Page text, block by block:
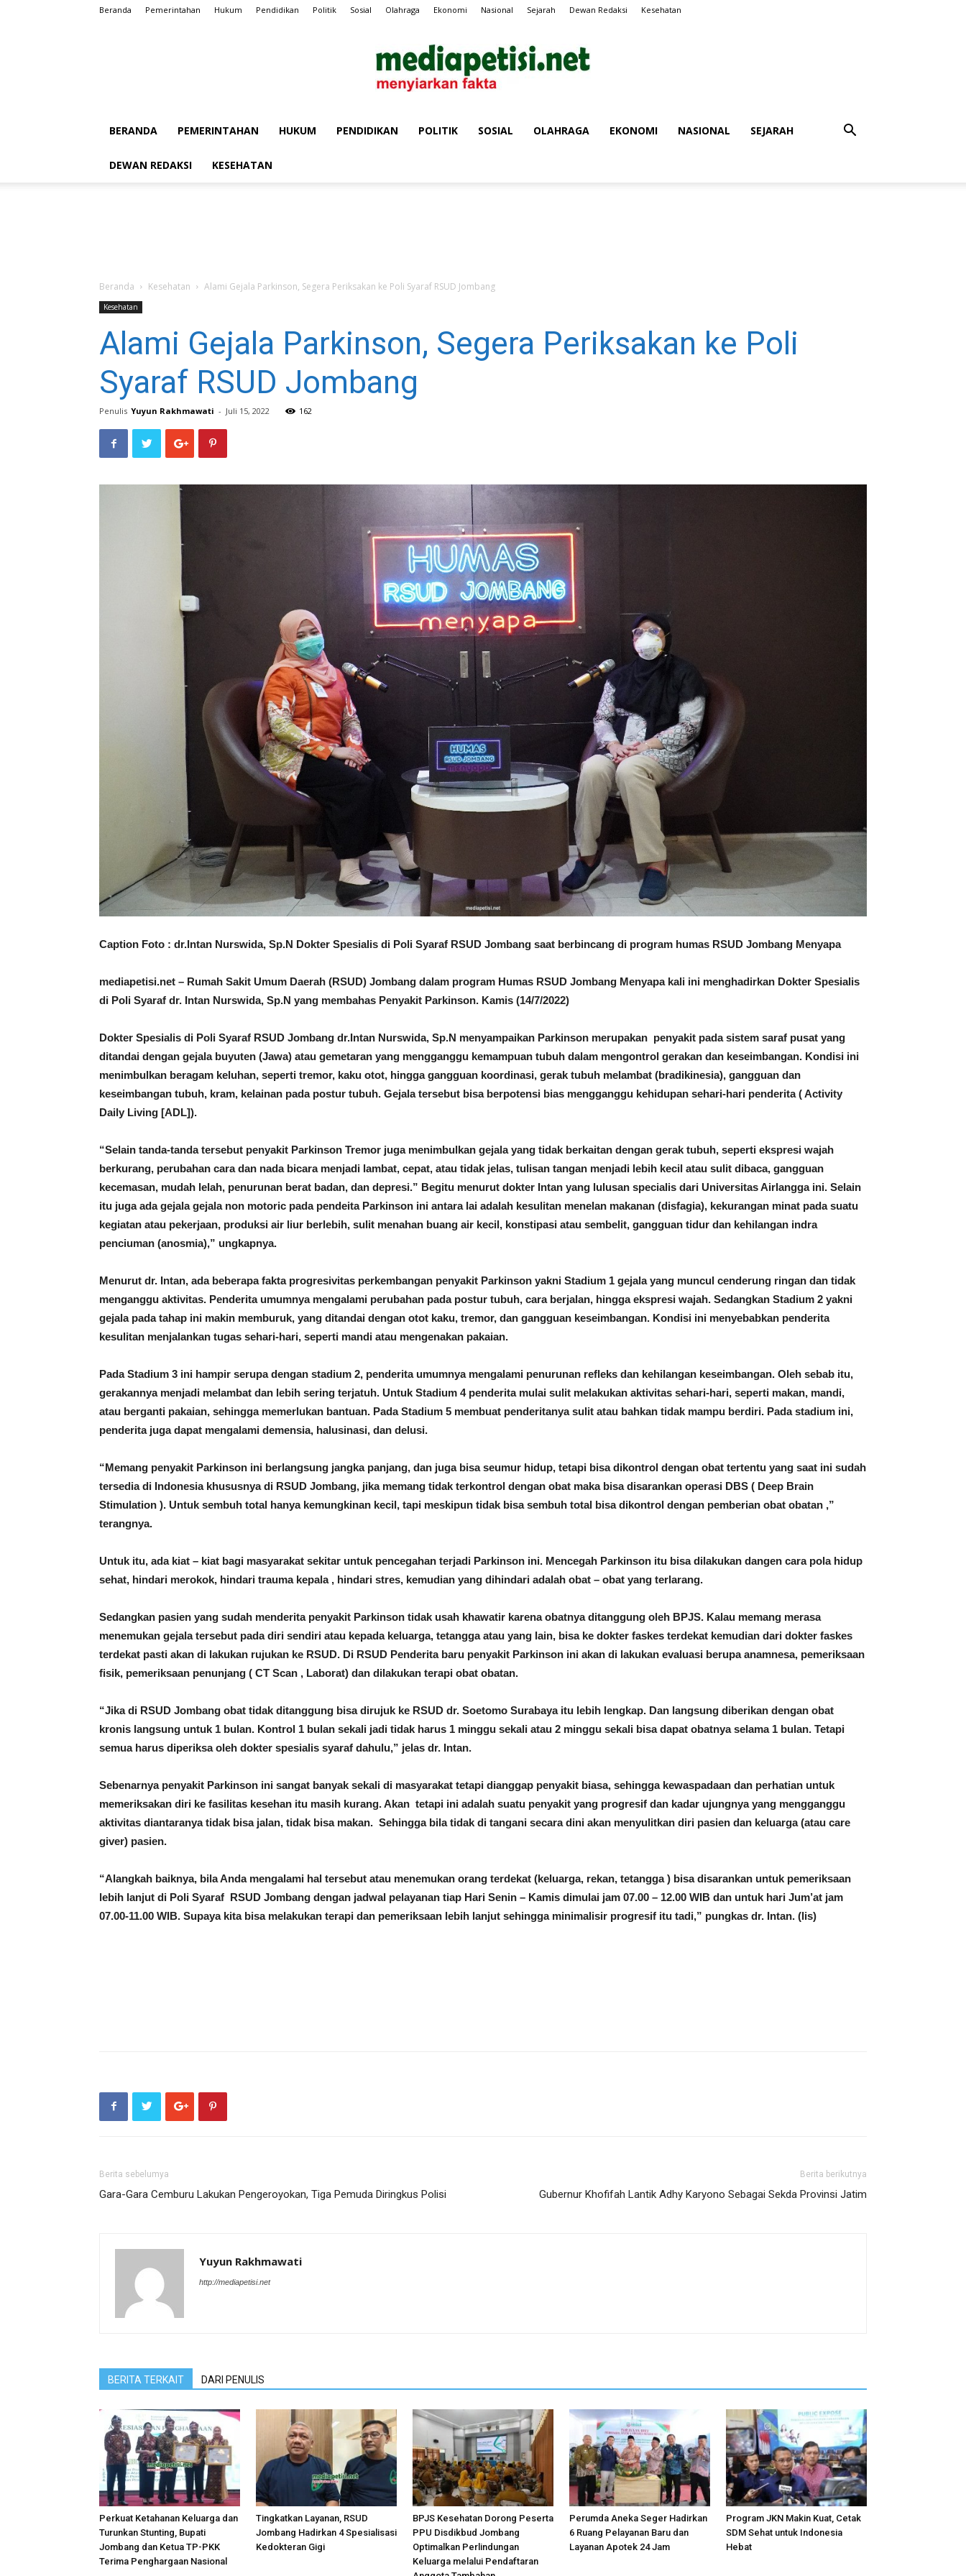
Beranda Pemerintahan Hukum Pendidikan Politik Sosial Olahraga Ekonomi Nasional Sejarah Dewan Redaksi Kesehatan
MEDIA
BERANDA PEMERINTAHAN HUKUM PENDIDIKAN POLITIK SOSIAL OLAHRAGA EKONOMI NASIONAL SEJARAH
DEWAN REDAKSI KESEHATAN
Beranda Kesehatan Alami Gejala Parkinson, Segera Periksakan ke Poli Syaraf RSUD Jombang
Kesehatan
Alami Gejala Parkinson, Segera Periksakan ke Poli
Syaraf RSUD Jombang
Penulis Yuyun Rakhmawati - Juli 15, 2022 162
Caption Foto : dr.Intan Nurswida, Sp.N Dokter Spesialis di Poli Syaraf RSUD Jombang saat berbincang di program humas RSUD Jombang Menyapa
mediapetisi.net – Rumah Sakit Umum Daerah (RSUD) Jombang dalam program Humas RSUD Jombang Menyapa kali ini menghadirkan Dokter Spesialis
di Poli Syaraf dr. Intan Nurswida, Sp.N yang membahas Penyakit Parkinson. Kamis (14/7/2022)
Dokter Spesialis di Poli Syaraf RSUD Jombang dr.Intan Nurswida, Sp.N menyampaikan Parkinson merupakan penyakit pada sistem saraf pusat yang
ditandai dengan gejala buyuten (Jawa) atau gemetaran yang mengganggu kemampuan tubuh dalam mengontrol gerakan dan keseimbangan. Kondisi ini
menimbulkan beragam keluhan, seperti tremor, kaku otot, hingga gangguan koordinasi, gerak tubuh melambat (bradikinesia), gangguan dan
keseimbangan tubuh, kram, kelainan pada postur tubuh. Gejala tersebut bisa berpotensi bias mengganggu kehidupan sehari-hari penderita ( Activity
Daily Living [ADL]).
“Selain tanda-tanda tersebut penyakit Parkinson Tremor juga menimbulkan gejala yang tidak berkaitan dengan gerak tubuh, seperti ekspresi wajah
berkurang, perubahan cara dan nada bicara menjadi lambat, cepat, atau tidak jelas, tulisan tangan menjadi lebih kecil atau sulit dibaca, gangguan
kecemasan, mudah lelah, penurunan berat badan, dan depresi.” Begitu menurut dokter Intan yang lulusan specialis dari Universitas Airlangga ini. Selain
itu juga ada gejala gejala non motoric pada pendeita Parkinson ini antara lai adalah kesulitan menelan makanan (disfagia), kekurangan minat pada suatu
kegiatan atau pekerjaan, produksi air liur berlebih, sulit menahan buang air kecil, konstipasi atau sembelit, gangguan tidur dan kehilangan indra
penciuman (anosmia),” ungkapnya.
Menurut dr. Intan, ada beberapa fakta progresivitas perkembangan penyakit Parkinson yakni Stadium 1 gejala yang muncul cenderung ringan dan tidak
menganggu aktivitas. Penderita umumnya mengalami perubahan pada postur tubuh, cara berjalan, hingga ekspresi wajah. Sedangkan Stadium 2 yakni
gejala pada tahap ini makin memburuk, yang ditandai dengan otot kaku, tremor, dan gangguan keseimbangan. Kondisi ini menyebabkan penderita
kesulitan menjalankan tugas sehari-hari, seperti mandi atau mengenakan pakaian.
Pada Stadium 3 ini hampir serupa dengan stadium 2, penderita umumnya mengalami penurunan refleks dan kehilangan keseimbangan. Oleh sebab itu,
gerakannya menjadi melambat dan lebih sering terjatuh. Untuk Stadium 4 penderita mulai sulit melakukan aktivitas sehari-hari, seperti makan, mandi,
atau berganti pakaian, sehingga memerlukan bantuan. Pada Stadium 5 membuat penderitanya sulit atau bahkan tidak mampu berdiri. Pada stadium ini,
penderita juga dapat mengalami demensia, halusinasi, dan delusi.
“Memang penyakit Parkinson ini berlangsung jangka panjang, dan juga bisa seumur hidup, tetapi bisa dikontrol dengan obat tertentu yang saat ini sudah
tersedia di Indonesia khususnya di RSUD Jombang, jika memang tidak terkontrol dengan obat maka bisa disarankan operasi DBS ( Deep Brain
Stimulation ). Untuk sembuh total hanya kemungkinan kecil, tapi meskipun tidak bisa sembuh total bisa dikontrol dengan pemberian obat obatan ,”
terangnya.
Untuk itu, ada kiat – kiat bagi masyarakat sekitar untuk pencegahan terjadi Parkinson ini. Mencegah Parkinson itu bisa dilakukan dangen cara pola hidup
sehat, hindari merokok, hindari trauma kepala , hindari stres, kemudian yang dihindari adalah obat – obat yang terlarang.
Sedangkan pasien yang sudah menderita penyakit Parkinson tidak usah khawatir karena obatnya ditanggung oleh BPJS. Kalau memang merasa
menemukan gejala tersebut pada diri sendiri atau kepada keluarga, tetangga atau yang lain, bisa ke dokter faskes terdekat kemudian dari dokter faskes
terdekat pasti akan di lakukan rujukan ke RSUD. Di RSUD Penderita baru penyakit Parkinson ini akan di lakukan evaluasi berupa anamnesa, pemeriksaan
fisik, pemeriksaan penunjang ( CT Scan , Laborat) dan dilakukan terapi obat obatan.
“Jika di RSUD Jombang obat tidak ditanggung bisa dirujuk ke RSUD dr. Soetomo Surabaya itu lebih lengkap. Dan langsung diberikan dengan obat
kronis langsung untuk 1 bulan. Kontrol 1 bulan sekali jadi tidak harus 1 minggu sekali atau 2 minggu sekali bisa dapat obatnya selama 1 bulan. Tetapi
semua harus diperiksa oleh dokter spesialis syaraf dahulu,” jelas dr. Intan.
Sebenarnya penyakit Parkinson ini sangat banyak sekali di masyarakat tetapi dianggap penyakit biasa, sehingga kewaspadaan dan perhatian untuk
memeriksakan diri ke fasilitas kesehan itu masih kurang. Akan tetapi ini adalah suatu penyakit yang progresif dan kadar ujungnya yang mengganggu
aktivitas diantaranya tidak bisa jalan, tidak bisa makan. Sehingga bila tidak di tangani secara dini akan menyulitkan diri pasien dan keluarga (atau care
giver) pasien.
“Alangkah baiknya, bila Anda mengalami hal tersebut atau menemukan orang terdekat (keluarga, rekan, tetangga ) bisa disarankan untuk pemeriksaan
lebih lanjut di Poli Syaraf RSUD Jombang dengan jadwal pelayanan tiap Hari Senin – Kamis dimulai jam 07.00 – 12.00 WIB dan untuk hari Jum’at jam
07.00-11.00 WIB. Supaya kita bisa melakukan terapi dan pemeriksaan lebih lanjut sehingga minimalisir progresif itu tadi,” pungkas dr. Intan. (lis)
Berita sebelumya
Gara-Gara Cemburu Lakukan Pengeroyokan, Tiga Pemuda Diringkus Polisi
Berita berikutnya
Gubernur Khofifah Lantik Adhy Karyono Sebagai Sekda Provinsi Jatim
Yuyun Rakhmawati
http://mediapetisi.net
BERITA TERKAIT DARI PENULIS
Perkuat Ketahanan Keluarga dan
Turunkan Stunting, Bupati
Jombang dan Ketua TP-PKK
Terima Penghargaan Nasional
Tingkatkan Layanan, RSUD
Jombang Hadirkan 4 Spesialisasi
Kedokteran Gigi
BPJS Kesehatan Dorong Peserta
PPU Disdikbud Jombang
Optimalkan Perlindungan
Keluarga melalui Pendaftaran
Perumda Aneka Seger Hadirkan
6 Ruang Pelayanan Baru dan
Layanan Apotek 24 Jam
Program JKN Makin Kuat, Cetak
SDM Sehat untuk Indonesia
Hebat